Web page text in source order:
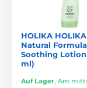
HOLIKA
Natural Formula
Soothing
ml)
Auf Lager, Am